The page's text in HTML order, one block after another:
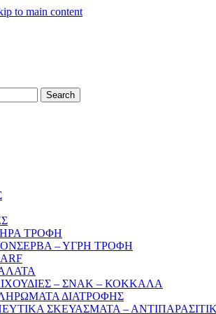
to main content
Search
ΤΡΟΦΗ
– ΥΓΡΗ ΤΡΟΦΗ
– ΣΝΑΚ – ΚΟΚΚΑΛΑ
ΔΙΑΤΡΟΦΗΣ
ΣΚΕΥΑΣΜΑΤΑ –